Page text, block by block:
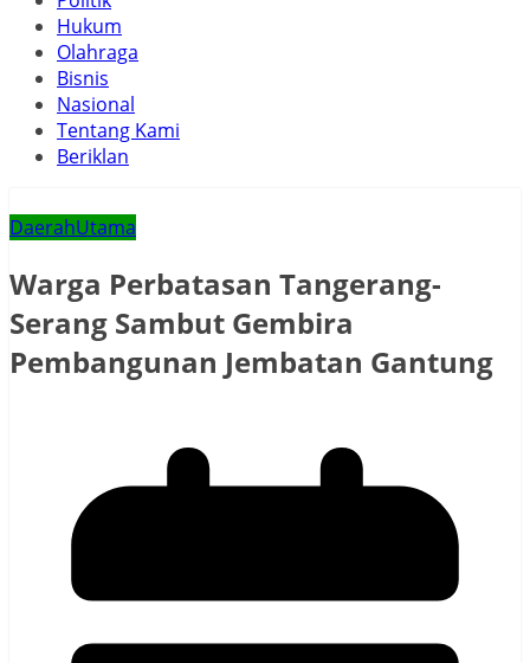
Hukum
Olahraga
Bisnis
Nasional
Tentang Kami
Beriklan
DaerahUtama
Warga Perbatasan Tangerang-
Serang Sambut Gembira
Pembangunan Jembatan Gantung